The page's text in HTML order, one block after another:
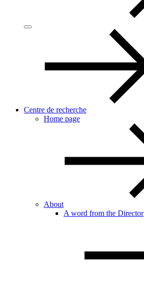
Centre de recherche
Home page
About
A word from the Director